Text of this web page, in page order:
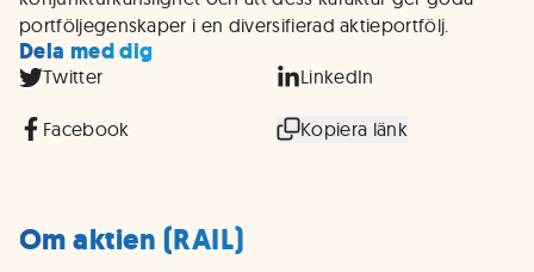
portföljegenskaper i en diversifierad aktieportfölj.
Dela med dig
Twitter LinkedIn
Facebook Kopiera länk
Om aktien (RAIL)